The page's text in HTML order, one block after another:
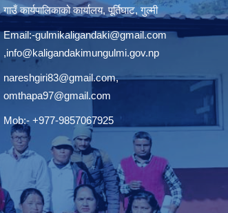
गाउँ कार्यपालिकाको कार्यालय, पूर्तिघाट, गुल्मी
Email:-gulmikaligandaki@gmail.com
,info@kaligandakimungulmi.gov.np
nareshgiri83@gmail.com,
omthapa97@gmail.com
Mob:- +977-9857067925